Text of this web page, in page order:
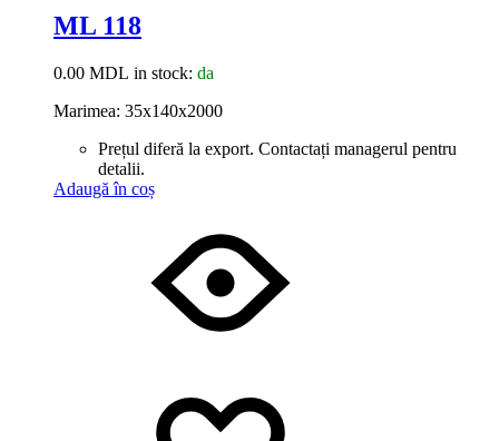
ML 118
0.00 MDL in stock: da
Marimea: 35x140x2000
Prețul diferă la export. Contactați managerul pentru
detalii.
Adaugă în coș